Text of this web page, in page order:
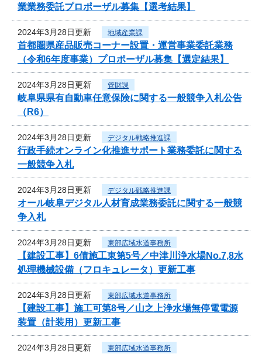
業業務委託プロポーザル募集【選考結果】
2024年3月28日更新 地域産業課
首都圏県産品販売コーナー設置・運営事業委託業務
（令和6年度事業）プロポーザル募集【選定結果】
2024年3月28日更新 管財課
岐阜県県有自動車任意保険に関する一般競争入札公告
（R6）
2024年3月28日更新 デジタル戦略推進課
行政手続オンライン化推進サポート業務委託に関する
一般競争入札
2024年3月28日更新 デジタル戦略推進課
オール岐阜デジタル人材育成業務委託に関する一般競
争入札
2024年3月28日更新 東部広域水道事務所
【建設工事】6債施工東第5号／中津川浄水場No.7,8水
処理機械設備（フロキュレータ）更新工事
2024年3月28日更新 東部広域水道事務所
【建設工事】施工可第8号／山之上浄水場無停電電源
装置（計装用）更新工事
2024年3月28日更新 東部広域水道事務所